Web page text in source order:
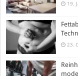
19.
23.